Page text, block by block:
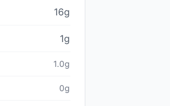
16g
1g
1.0g
0g